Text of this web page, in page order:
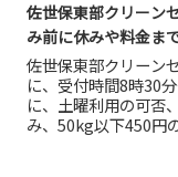
佐世保東部クリーン
み前に休みや料金ま
佐世保東部クリーン
に、受付時間8時30
に、土曜利用の可否
み、50kg以下450円
の流れ、分別や持ち
ます。現地で迷わ